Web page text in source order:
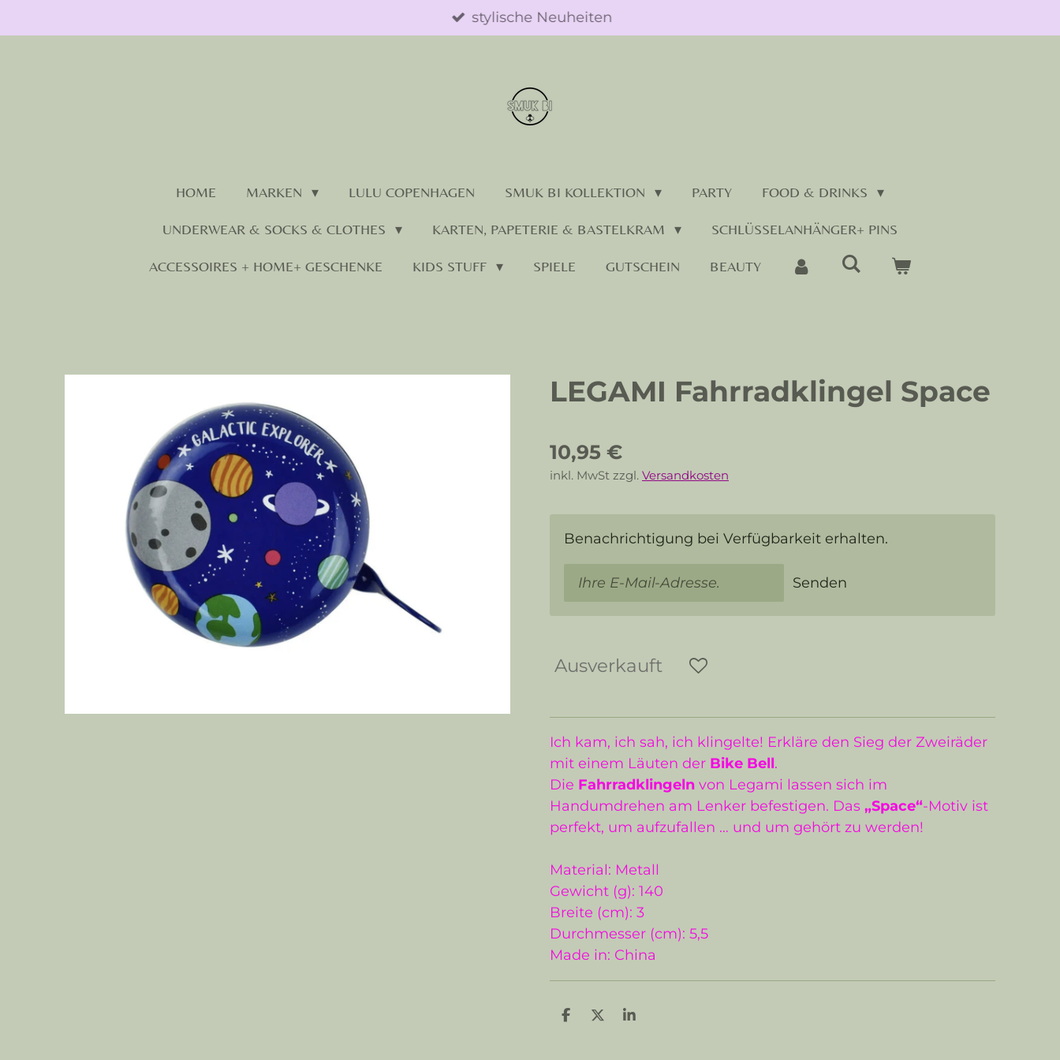
Hauptinhalt
stylische Neuheiten
HOME MARKEN LULU COPENHAGEN SMUK BI KOLLEKTION PARTY FOOD & DRINKS
UNDERWEAR & SOCKS & CLOTHES KARTEN, PAPETERIE & BASTELKRAM SCHLÜSSELANHÄNGER+ PINS
ACCESSOIRES + HOME+ GESCHENKE KIDS STUFF SPIELE GUTSCHEIN BEAUTY
LEGAMI Fahrradklingel Space
10,95 €
inkl. MwSt zzgl. Versandkosten
Benachrichtigung bei Verfügbarkeit erhalten.
Senden
Ausverkauft
Ich kam, ich sah, ich klingelte! Erkläre den Sieg der Zweiräder
mit einem Läuten der Bike Bell.
Die Fahrradklingeln von Legami lassen sich im
Handumdrehen am Lenker befestigen. Das „Space“-Motiv ist
perfekt, um aufzufallen … und um gehört zu werden!
Material: Metall
Gewicht (g): 140
Breite (cm): 3
Durchmesser (cm): 5,5
Made in: China
T
T
T